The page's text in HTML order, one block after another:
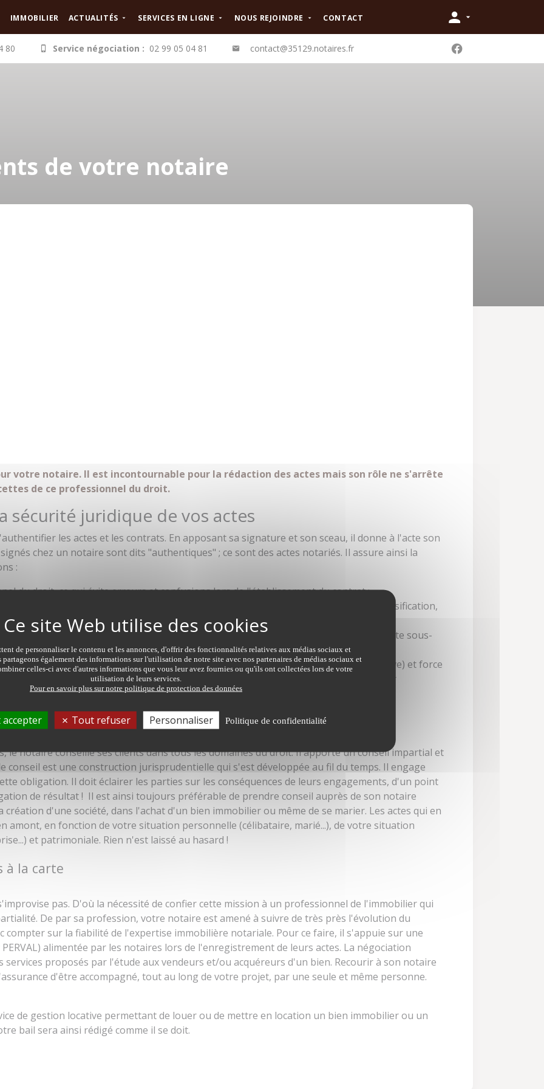
IMMOBILIER ACTUALITÉS SERVICES EN LIGNE NOUS REJOINDRE CONTACT
80 Service négociation : 02 99 05 04 81 contact@35129.notaires.fr
de votre notaire
votre notaire. Il est incontournable pour la rédaction des actes mais son rôle ne s'arrête
de ce professionnel du droit.
sécurité juridique de vos actes
les actes et les contrats. En apposant sa signature et son sceau, il donne à l'acte son
chez un notaire sont dits "authentiques" ; ce sont des actes notariés. Il assure ainsi la
:
du droit, ce qui évite erreurs et confusions lors de l'établissement du contrat ;
concerne des mineurs) par le notaire qui l'a rédigé, ce qui rend impossible toute falsification,
en demander une copie.
date sont incontestables. L'acte authentique a "date certaine", à la différence de l'acte sous-
doit être enregistré ;
suffit à lui-même. Au même titre qu'un jugement, il a force probante(valeur de preuve) et force
directement aux procédures d'exécution forcée (saisie par exemple), sans passer par
de conseil
le notaire conseille ses clients dans tous les domaines du droit. Il apporte un conseil impartial et
conseil est une construction jurisprudentielle qui s'est développée au fil du temps. Il engage
obligation. Il doit éclairer les parties sur les conséquences de leurs engagements, d'un point
de résultat ! Il est ainsi toujours préférable de prendre conseil auprès de son notaire
création d'une société, dans l'achat d'un bien immobilier ou même de se marier. Les actes qui en
amont, en fonction de votre situation personnelle (célibataire, marié...), de votre situation
et patrimoniale. Rien n'est laissé au hasard !
à la carte
pas. D'où la nécessité de confier cette mission à un professionnel de l'immobilier qui
De par sa profession, votre notaire est amené à suivre de très près l'évolution du
compter sur la fiabilité de l'expertise immobilière notariale. Pour ce faire, il s'appuie sur une
alimentée par les notaires lors de l'enregistrement de leurs actes. La négociation
proposés par l'étude aux vendeurs et/ou acquéreurs d'un bien. Recourir à son notaire
d'être accompagné, tout au long de votre projet, par une seule et même personne.
de gestion locative permettant de louer ou de mettre en location un bien immobilier ou un
bail sera ainsi rédigé comme il se doit.
de personnaliser le contenu et les annonces, d'offrir des fonctionnalités relatives aux médias sociaux et
également des informations sur l'utilisation de notre site avec nos partenaires de médias sociaux et
celles-ci avec d'autres informations que vous leur avez fournies ou qu'ils ont collectées lors de votre
utilisation de leurs services.
Pour en savoir plus sur notre politique de protection des données
Tout refuser Personnaliser Politique de confidentialité